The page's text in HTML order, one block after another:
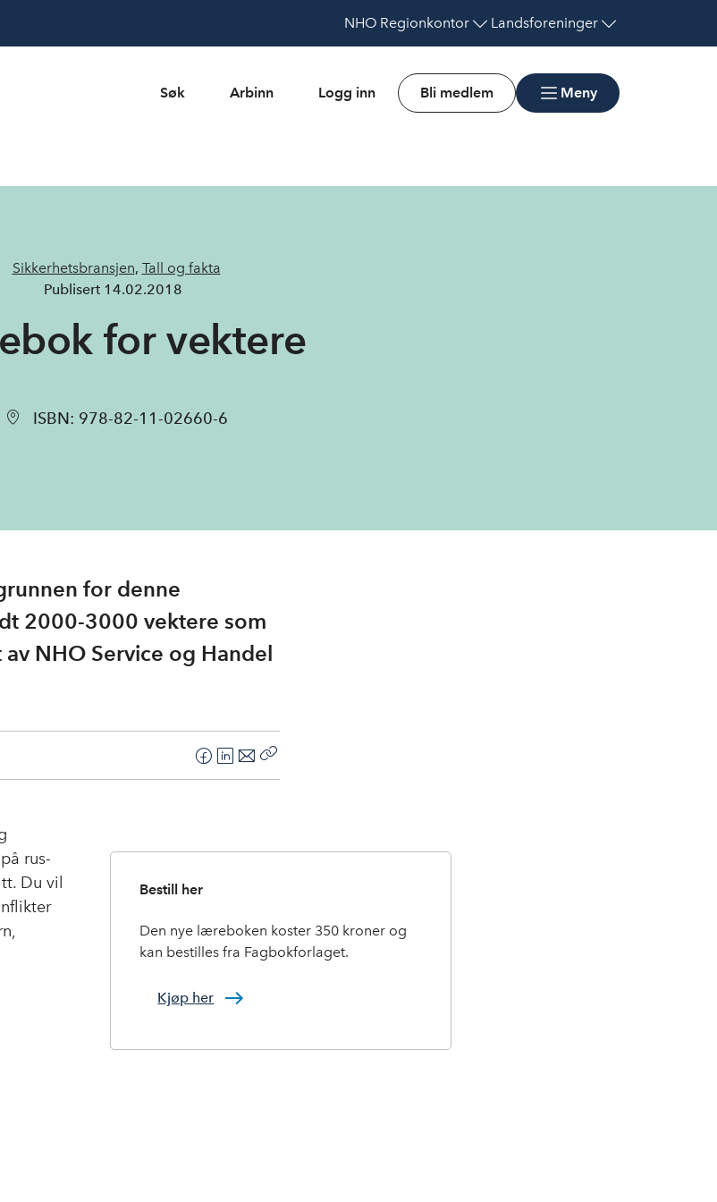
NHO Regionkontor Landsforeninger
Søk Arbinn Logg inn Bli medlem Meny
Sikkerhetsbransjen, Tall og fakta
Publisert 14.02.2018
for vektere
ISBN: 978-82-11-02660-6
for denne
2000-3000 vektere som
NHO Service og Handel
F
b
o
L
e
E
s
Bestill her
Den nye læreboken koster 350 kroner og
kan bestilles fra Fagbokforlaget.
Kjøp her
rus-
Du vil